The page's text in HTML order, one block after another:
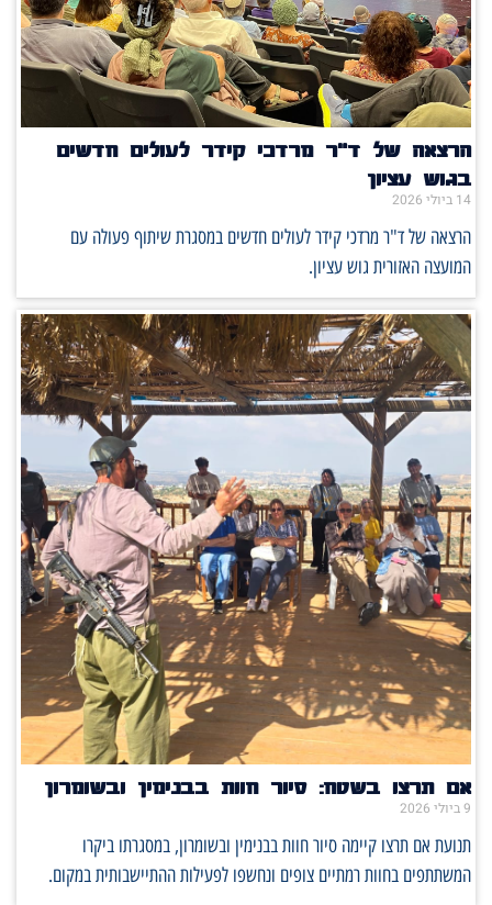
הרצאה של ד"ר מרדכי קידר לעולים חדשים
בגוש עציון
14 ביולי 2026
הרצאה של ד"ר מרדכי קידר לעולים חדשים במסגרת שיתוף פעולה עם
המועצה האזורית גוש עציון.
אם תרצו בשטח: סיור חוות בבנימין ובשומרון
9 ביולי 2026
תנועת אם תרצו קיימה סיור חוות בבנימין ובשומרון, במסגרתו ביקרו
המשתתפים בחוות רמתיים צופים ונחשפו לפעילות ההתיישבותית במקום.